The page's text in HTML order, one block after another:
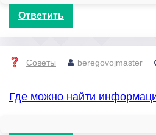
Ответить
Советы beregovojmaster
Где можно найти